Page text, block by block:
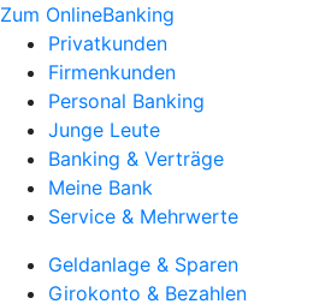
Zum OnlineBanking
Privatkunden
Firmenkunden
Personal Banking
Junge Leute
Banking & Verträge
Meine Bank
Service & Mehrwerte
Geldanlage & Sparen
Girokonto & Bezahlen